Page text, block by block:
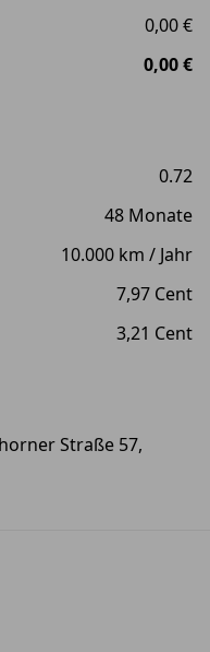
0,00 €
0,00 €
0.72
48 Monate
10.000 km / Jahr
7,97 Cent
3,21 Cent
Straße 57,